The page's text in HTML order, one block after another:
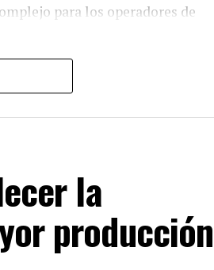
para los operadores de
numérico se
las líneas bajo esta
identidad estricto;sin
de miles de cuentas
financieras del sector
mayor valorización de la
incremento en los ingresos
la
producción